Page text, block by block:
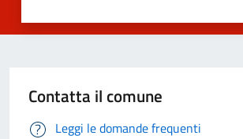
Contatta il comune
Leggi le domande frequenti